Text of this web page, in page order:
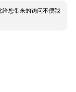
给您带来的访问不便我